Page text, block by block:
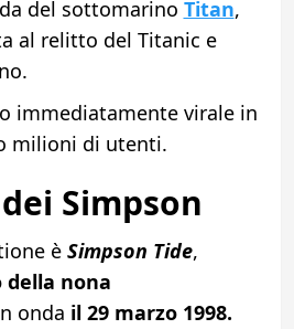
del sottomarino Titan,
al relitto del Titanic e
immediatamente virale in
milioni di utenti.
Simpson
è Simpson Tide,
della nona
onda il 29 marzo 1998.